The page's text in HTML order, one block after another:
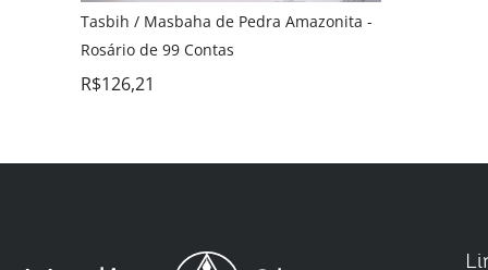
Tasbih / Masbaha de Pedra Amazonita -
Rosário de 99 Contas
R$126,21